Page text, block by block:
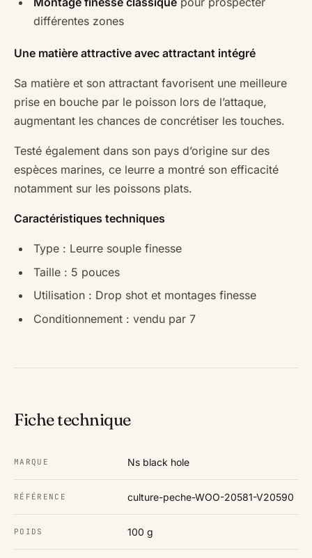
différentes zones
Une matière attractive avec attractant intégré
Sa matière et son attractant favorisent une meilleure
prise en bouche par le poisson lors de l’attaque,
augmentant les chances de concrétiser les touches.
Testé également dans son pays d’origine sur des
espèces marines, ce leurre a montré son efficacité
notamment sur les poissons plats.
Caractéristiques techniques
Type : Leurre souple finesse
Taille : 5 pouces
Utilisation : Drop shot et montages finesse
Conditionnement : vendu par 7
Fiche technique
MARQUE Ns black hole
RÉFÉRENCE culture-peche-WOO-20581-V20590
POIDS 100 g